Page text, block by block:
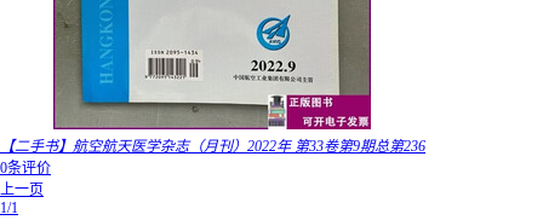
【二手书】航空航天医学杂志（月刊）2022年 第33卷第9期总第236
0条评价
上一页
1/1